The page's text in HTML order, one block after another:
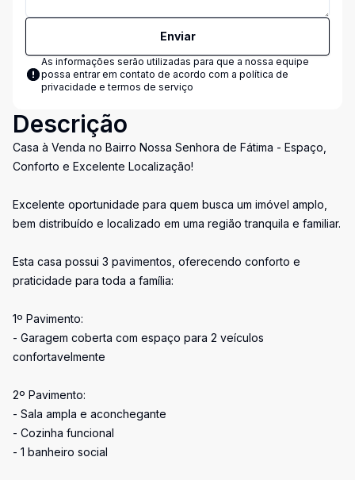
Enviar
As informações serão utilizadas para que a nossa equipe
possa entrar em contato de acordo com a política de
privacidade e termos de serviço
Descrição
Casa à Venda no Bairro Nossa Senhora de Fátima - Espaço,
Conforto e Excelente Localização!
Excelente oportunidade para quem busca um imóvel amplo,
bem distribuído e localizado em uma região tranquila e familiar.
Esta casa possui 3 pavimentos, oferecendo conforto e
praticidade para toda a família:
1º Pavimento:
- Garagem coberta com espaço para 2 veículos
confortavelmente
2º Pavimento:
- Sala ampla e aconchegante
- Cozinha funcional
- 1 banheiro social